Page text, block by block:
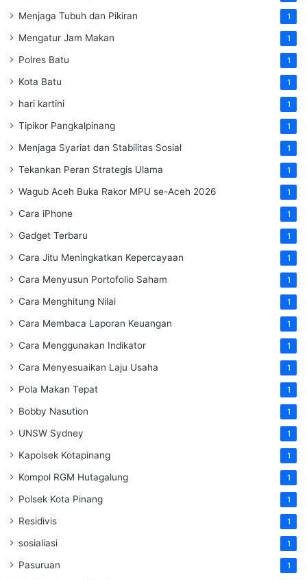
Menjaga Tubuh dan Pikiran 1
Mengatur Jam Makan 1
Polres Batu 1
Kota Batu 1
hari kartini 1
Tipikor Pangkalpinang 1
Menjaga Syariat dan Stabilitas Sosial 1
Tekankan Peran Strategis Ulama 1
Wagub Aceh Buka Rakor MPU se-Aceh 2026 1
Cara iPhone 1
Gadget Terbaru 1
Cara Jitu Meningkatkan Kepercayaan 1
Cara Menyusun Portofolio Saham 1
Cara Menghitung Nilai 1
Cara Membaca Laporan Keuangan 1
Cara Menggunakan Indikator 1
Cara Menyesuaikan Laju Usaha 1
Pola Makan Tepat 1
Bobby Nasution 1
UNSW Sydney 1
Kapolsek Kotapinang 1
Kompol RGM Hutagalung 1
Polsek Kota Pinang 1
Residivis 1
sosialiasi 1
Pasuruan 1